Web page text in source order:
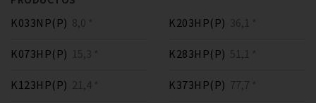
K033NP(P) 8,0 *
K073HP(P) 15,3 *
K123HP(P) 21,4 *
K203HP(P) 36,1 *
K283HP(P) 51,1 *
K373HP(P) 77,7 *